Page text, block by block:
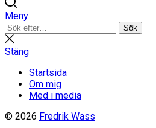
Meny
Sök
efter:
Sök
Stäng
sökning
Stäng
Startsida
Om mig
Med i media
© 2026 Fredrik Wass